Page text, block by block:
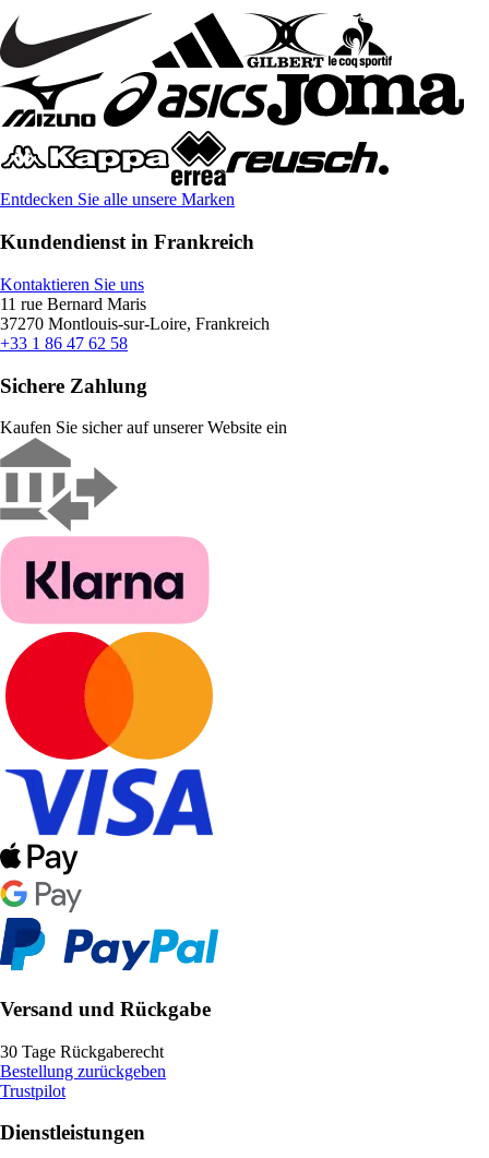
Entdecken Sie alle unsere Marken
Kundendienst in Frankreich
Kontaktieren Sie uns
11 rue Bernard Maris
37270 Montlouis-sur-Loire, Frankreich
+33 1 86 47 62 58
Sichere Zahlung
Kaufen Sie sicher auf unserer Website ein
Versand und Rückgabe
30 Tage Rückgaberecht
Bestellung zurückgeben
Trustpilot
Dienstleistungen